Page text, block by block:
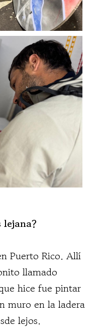
Puerto Rico. Allí
llamado
hice fue pintar
muro en la ladera
lejos.